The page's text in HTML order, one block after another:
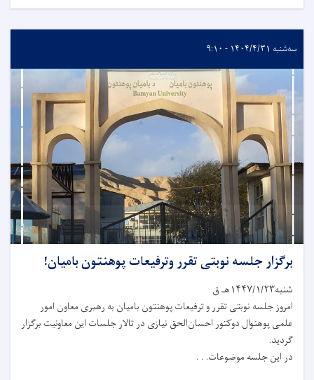
سه‌شنبه ۱۴۰۴/۴/۳۱ - ۹:۱۰
برگزار جلسه نوبتی تقرر وترفیعات پوهنتون بامیان!
شنبه۱۴۴۷/۱/۲۳هـ ق
امروز جلسه نوبتی تقرر و ترفیعات پوهنتون بامیان به رهبری معاون امور
علمی پوهنوال دوکتور احسان‌الحق نیازی در تالار جلسات این معاونیت برگزار
گردید.
در این جلسه موضوعات. . .